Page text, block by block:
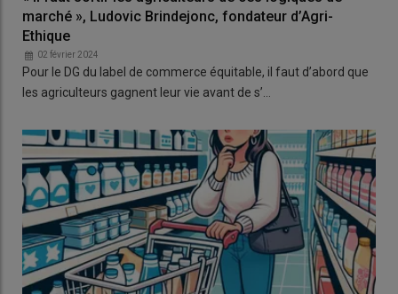
marché », Ludovic Brindejonc, fondateur d’Agri-
Ethique
02 février 2024
Pour le DG du label de commerce équitable, il faut d’abord que
les agriculteurs gagnent leur vie avant de s’…